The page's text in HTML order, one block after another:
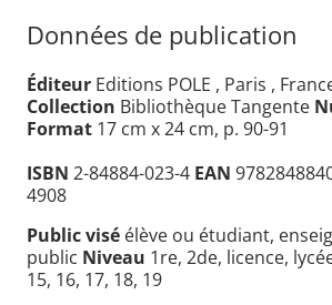
Données de publication
Éditeur Editions POLE , Paris ,
Collection Bibliothèque Tangente
Format 17 cm x 24 cm, p. 90-91
ISBN 2-84884-023-4 EAN
4908
Public visé élève ou étudiant,
public Niveau 1re, 2de, licence,
15, 16, 17, 18, 19